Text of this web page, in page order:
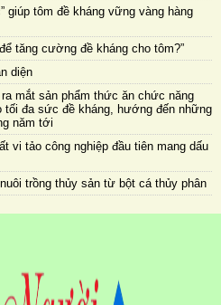
giúp tôm đề kháng vững vàng hàng
tăng cường đề kháng cho tôm?”
diện
mắt sản phẩm thức ăn chức năng
tối đa sức đề kháng, hướng đến những
năm tới
vi tảo công nghiệp đầu tiên mang dấu
trồng thủy sản từ bột cá thủy phân